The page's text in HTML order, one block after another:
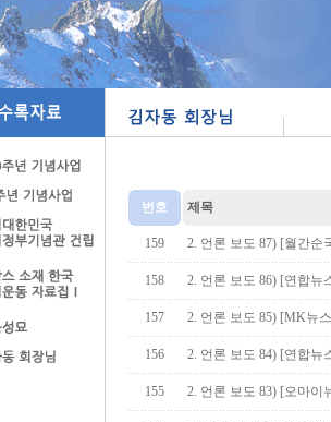
번호 제목
159 2. 언론 보도 87) [월간순
158 2. 언론 보도 86) [연합
157 2. 언론 보도 85) [MK뉴
156 2. 언론 보도 84) [연합뉴
155 2. 언론 보도 83) [오마